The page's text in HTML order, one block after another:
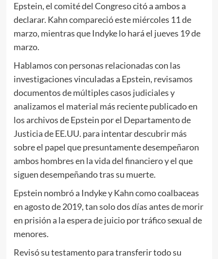
Epstein, el comité del Congreso citó a ambos a
declarar. Kahn compareció este miércoles 11 de
marzo, mientras que Indyke lo hará el jueves 19 de
marzo.
Hablamos con personas relacionadas con las
investigaciones vinculadas a Epstein, revisamos
documentos de múltiples casos judiciales y
analizamos el material más reciente publicado en
los archivos de Epstein por el Departamento de
Justicia de EE.UU. para intentar descubrir más
sobre el papel que presuntamente desempeñaron
ambos hombres en la vida del financiero y el que
siguen desempeñando tras su muerte.
Epstein nombró a Indyke y Kahn como coalbaceas
en agosto de 2019, tan solo dos días antes de morir
en prisión a la espera de juicio por tráfico sexual de
menores.
Revisó su testamento para transferir todo su